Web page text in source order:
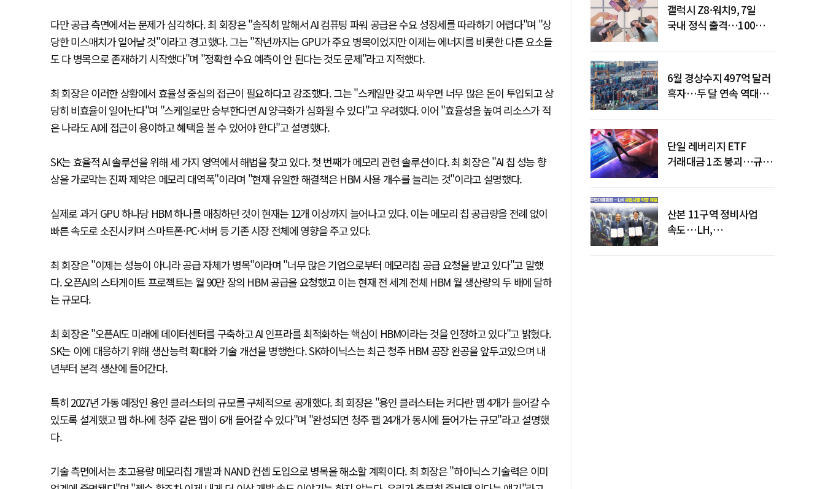
다만 공급 측면에서는 문제가 심각하다. 최 회장은 "솔직히 말해서 AI 컴퓨팅 파워 공급은 수요 성장세를 따라하기 어렵다"며 "상
당한 미스매치가 일어날 것"이라고 경고했다. 그는 "작년까지는 GPU가 주요 병목이었지만 이제는 에너지를 비롯한 다른 요소들
도 다 병목으로 존재하기 시작했다"며 "정확한 수요 예측이 안 된다는 것도 문제"라고 지적했다.
최 회장은 이러한 상황에서 효율성 중심의 접근이 필요하다고 강조했다. 그는 "스케일만 갖고 싸우면 너무 많은 돈이 투입되고 상
당히 비효율이 일어난다"며 "스케일로만 승부한다면 AI 양극화가 심화될 수 있다"고 우려했다. 이어 "효율성을 높여 리소스가 적
은 나라도 AI에 접근이 용이하고 혜택을 볼 수 있어야 한다"고 설명했다.
SK는 효율적 AI 솔루션을 위해 세 가지 영역에서 해법을 찾고 있다. 첫 번째가 메모리 관련 솔루션이다. 최 회장은 "AI 칩 성능 향
상을 가로막는 진짜 제약은 메모리 대역폭"이라며 "현재 유일한 해결책은 HBM 사용 개수를 늘리는 것"이라고 설명했다.
실제로 과거 GPU 하나당 HBM 하나를 매칭하던 것이 현재는 12개 이상까지 늘어나고 있다. 이는 메모리 칩 공급량을 전례 없이
빠른 속도로 소진시키며 스마트폰·PC·서버 등 기존 시장 전체에 영향을 주고 있다.
최 회장은 "이제는 성능이 아니라 공급 자체가 병목"이라며 "너무 많은 기업으로부터 메모리칩 공급 요청을 받고 있다"고 말했
다. 오픈AI의 스타게이트 프로젝트는 월 90만 장의 HBM 공급을 요청했고 이는 현재 전 세계 전체 HBM 월 생산량의 두 배에 달하
는 규모다.
최 회장은 "오픈AI도 미래에 데이터센터를 구축하고 AI 인프라를 최적화하는 핵심이 HBM이라는 것을 인정하고 있다"고 밝혔다.
SK는 이에 대응하기 위해 생산능력 확대와 기술 개선을 병행한다. SK하이닉스는 최근 청주 HBM 공장 완공을 앞두고있으며 내
년부터 본격 생산에 들어간다.
특히 2027년 가동 예정인 용인 클러스터의 규모를 구체적으로 공개했다. 최 회장은 "용인 클러스터는 커다란 팹 4개가 들어갈 수
있도록 설계했고 팹 하나에 청주 같은 팹이 6개 들어갈 수 있다"며 "완성되면 청주 팹 24개가 동시에 들어가는 규모"라고 설명했
다.
기술 측면에서는 초고용량 메모리칩 개발과 NAND 컨셉 도입으로 병목을 해소할 계획이다. 최 회장은 "하이닉스 기술력은 이미
갤럭시 Z8·워치9, 7일
국내 정식 출격…100개국
6월 경상수지 497억 달러
흑자…두 달 연속 역대
단일 레버리지 ETF
거래대금 1조 붕괴…규제
산본 11구역 정비사업
속도…LH,